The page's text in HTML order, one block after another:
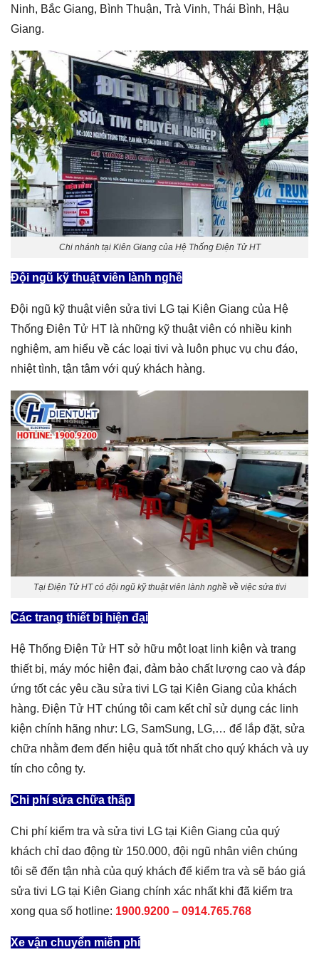
Ninh, Bắc Giang, Bình Thuận, Trà Vinh, Thái Bình, Hậu
Giang.
Chi nhánh tại Kiên Giang của Hệ Thống Điện Tử HT
Đội ngũ kỹ thuật viên lành nghề
Đội ngũ kỹ thuật viên sửa tivi LG tại Kiên Giang của Hệ
Thống Điện Tử HT là những kỹ thuật viên có nhiều kinh
nghiệm, am hiểu về các loại tivi và luôn phục vụ chu đáo,
nhiệt tình, tận tâm với quý khách hàng.
Tại Điện Tử HT có đội ngũ kỹ thuật viên lành nghề về việc sửa tivi
Các trang thiết bị hiện đại
Hệ Thống Điện Tử HT sở hữu một loạt linh kiện và trang
thiết bị, máy móc hiện đại, đảm bảo chất lượng cao và đáp
ứng tốt các yêu cầu sửa tivi LG tại Kiên Giang của khách
hàng. Điện Tử HT chúng tôi cam kết chỉ sử dụng các linh
kiện chính hãng như: LG, SamSung, LG,… để lắp đặt, sửa
chữa nhằm đem đến hiệu quả tốt nhất cho quý khách và uy
tín cho công ty.
Chi phí sửa chữa thấp
Chi phí kiểm tra và sửa tivi LG tại Kiên Giang của quý
khách chỉ dao động từ 150.000, đội ngũ nhân viên chúng
tôi sẽ đến tận nhà của quý khách để kiểm tra và sẽ báo giá
sửa tivi LG tại Kiên Giang chính xác nhất khi đã kiểm tra
xong qua số hotline: 1900.9200 – 0914.765.768
Xe vận chuyển miễn phí